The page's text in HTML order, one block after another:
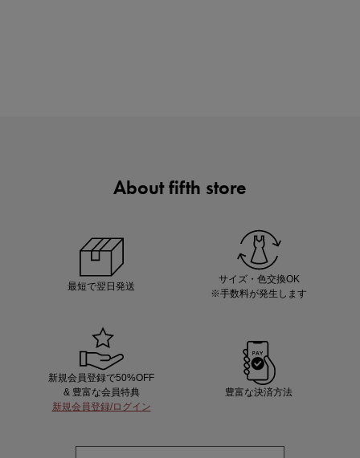
About fifth store
最短で翌日発送
サイズ・色交換OK
※手数料が発生します
新規会員登録で50%OFF
& 豊富な会員特典
新規会員登録/ログイン
豊富な決済方法